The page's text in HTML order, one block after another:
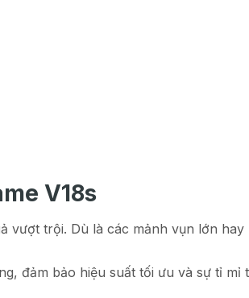
V18s
vượt trội. Dù là các mảnh vụn lớn hay
đảm bảo hiệu suất tối ưu và sự tỉ mỉ